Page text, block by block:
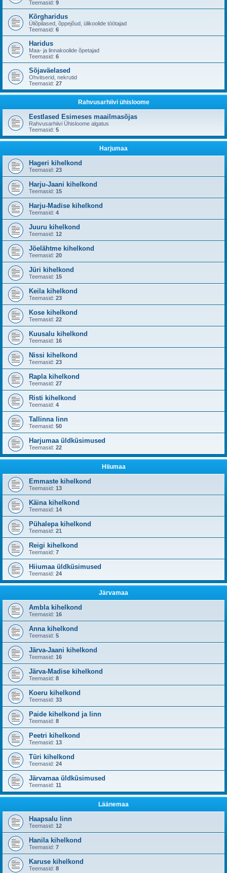
Teemasid: 9
Kõrgharidus
Üliõpilased, õppejõud, ülikoolide töötajad
Teemasid: 6
Haridus
Maa- ja linnakoolide õpetajad
Teemasid: 6
Sõjaväelased
Ohvitserid, nekrutid
Teemasid: 27
Rahvusarhiivi ühisloome
Eestlased Esimeses maailmasõjas
Rahvusarhiivi Ühisloome algatus
Teemasid: 5
Harjumaa
Hageri kihelkond
Teemasid: 23
Harju-Jaani kihelkond
Teemasid: 15
Harju-Madise kihelkond
Teemasid: 4
Juuru kihelkond
Teemasid: 12
Jõelähtme kihelkond
Teemasid: 20
Jüri kihelkond
Teemasid: 15
Keila kihelkond
Teemasid: 23
Kose kihelkond
Teemasid: 22
Kuusalu kihelkond
Teemasid: 16
Nissi kihelkond
Teemasid: 23
Rapla kihelkond
Teemasid: 27
Risti kihelkond
Teemasid: 4
Tallinna linn
Teemasid: 50
Harjumaa üldküsimused
Teemasid: 22
Hiiumaa
Emmaste kihelkond
Teemasid: 13
Käina kihelkond
Teemasid: 14
Pühalepa kihelkond
Teemasid: 21
Reigi kihelkond
Teemasid: 7
Hiiumaa üldküsimused
Teemasid: 24
Järvamaa
Ambla kihelkond
Teemasid: 16
Anna kihelkond
Teemasid: 5
Järva-Jaani kihelkond
Teemasid: 16
Järva-Madise kihelkond
Teemasid: 8
Koeru kihelkond
Teemasid: 33
Paide kihelkond ja linn
Teemasid: 8
Peetri kihelkond
Teemasid: 13
Türi kihelkond
Teemasid: 24
Järvamaa üldküsimused
Teemasid: 11
Läänemaa
Haapsalu linn
Teemasid: 12
Hanila kihelkond
Teemasid: 7
Karuse kihelkond
Teemasid: 8